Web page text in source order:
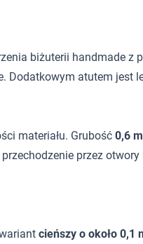
biżuterii handmade z
Dodatkowym atutem jest
materiału. Grubość 0,6
przez
cieńszy o około 0,1